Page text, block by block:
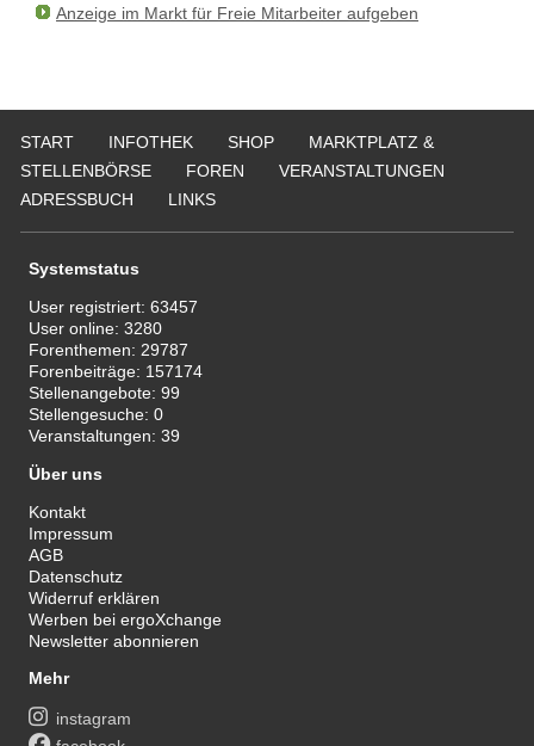
Anzeige im Markt für Freie Mitarbeiter aufgeben
START INFOTHEK SHOP
MARKTPLATZ &
STELLENBÖRSE
FOREN
VERANSTALTUNGEN
ADRESSBUCH
LINKS
Systemstatus
User registriert:63457
User online:3280
Forenthemen: 29787
Forenbeiträge: 157174
Stellenangebote:99
Stellengesuche:0
Veranstaltungen:39
Über uns
Kontakt
Impressum
AGB
Datenschutz
Widerruf erklären
Werben bei ergoXchange
Newsletter abonnieren
Mehr
instagram